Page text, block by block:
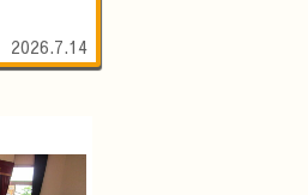
2026.7.14